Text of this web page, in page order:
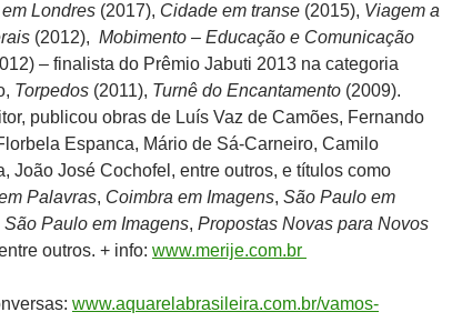
Londres (2017), Cidade em transe (2015), Viagem a
(2012), Mobimento – Educação e Comunicação
– finalista do Prêmio Jabuti 2013 na categoria
Torpedos (2011), Turnê do Encantamento (2009).
publicou obras de Luís Vaz de Camões, Fernando
Espanca, Mário de Sá-Carneiro, Camilo
João José Cochofel, entre outros, e títulos como
Palavras, Coimbra em Imagens, São Paulo em
São Paulo em Imagens, Propostas Novas para Novos
outros. + info: www.merije.com.br
www.aquarelabrasileira.com.br/vamos-